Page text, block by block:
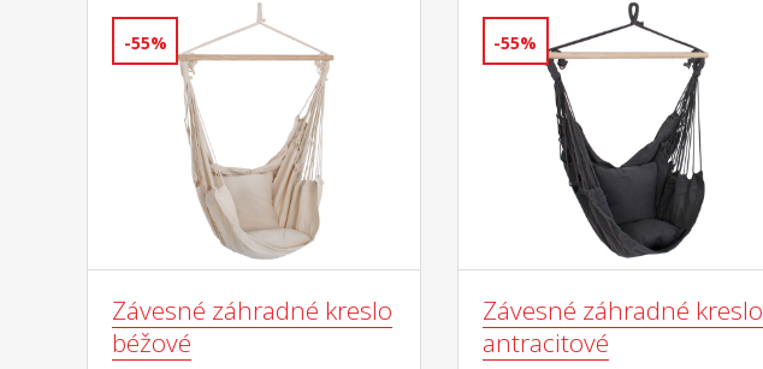
-55%
Závesné záhradné kreslo
béžové
-55%
Závesné záhradné kreslo
antracitové